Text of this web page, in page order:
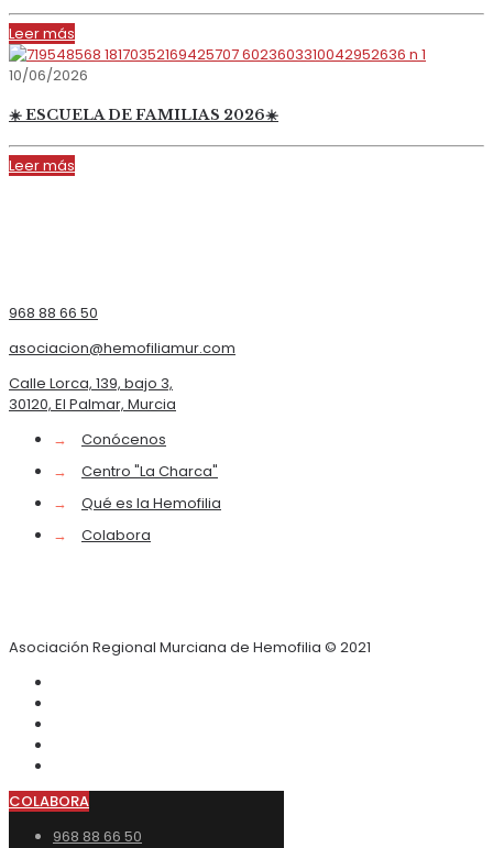
Leer más
10/06/2026
☀️ ESCUELA DE FAMILIAS 2026☀️
Leer más
968 88 66 50
asociacion@hemofiliamur.com
Calle Lorca, 139, bajo 3,
30120, El Palmar, Murcia
→
Conócenos
→
Centro "La Charca"
→
Qué es la Hemofilia
→
Colabora
Asociación Regional Murciana de Hemofilia © 2021
COLABORA
968 88 66 50